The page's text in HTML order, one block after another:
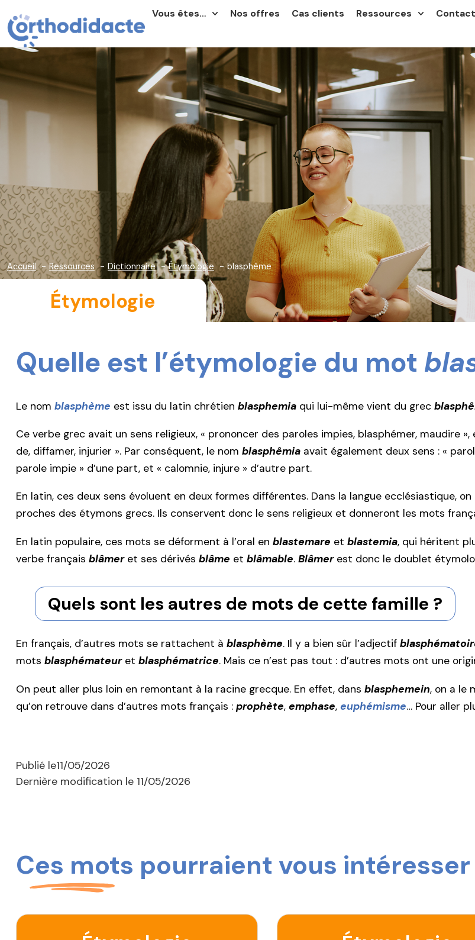
Vous êtes… Nos offres Cas clients Ressources Contact
Accueil Ressources Dictionnaire Étymologie blasphème
Étymologie
Quelle est l’étymologie du mot
Le nom blasphème est issu du latin chrétien blasphemia qui lui-même vient du grec
Ce verbe grec avait un sens religieux, « prononcer des paroles impies, blasphémer, maudire
de, diffamer, injurier ». Par conséquent, le nom blasphêmia avait également deux sens : «
parole impie » d’une part, et « calomnie, injure » d’autre part.
En latin, ces deux sens évoluent en deux formes différentes. Dans la langue ecclésiastique, on
proches des étymons grecs. Ils conservent donc le sens religieux et donneront les mots
En latin populaire, ces mots se déforment à l’oral en blastemare et blastemia, qui héritent
verbe français blâmeret ses dérivés blâme et blâmable. Blâmerest donc le doublet
Quels sont les autres de mots de cette famille ?
En français, d’autres mots se rattachent à blasphème. Il y a bien sûr l’adjectif
mots blasphémateuret blasphématrice. Mais ce n’est pas tout : d’autres mots ont une
On peut aller plus loin en remontant à la racine grecque. En effet, dans blasphemein, on a le
qu’on retrouve dans d’autres mots français : prophète, emphase, euphémisme… Pour aller
Publié le11/05/2026
Dernière modification le 11/05/2026
Ces mots pourraient vous intéresser